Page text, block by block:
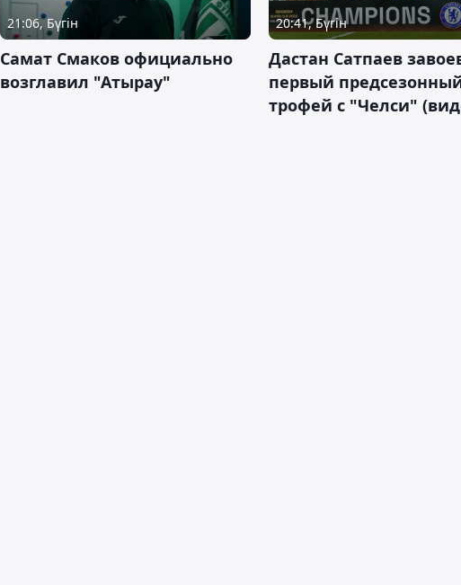
21:06, Бүгін
Самат Смаков официально
возглавил "Атырау"
20:41, Бүгін
Дастан Сатпаев
первый
трофей с "Челси"